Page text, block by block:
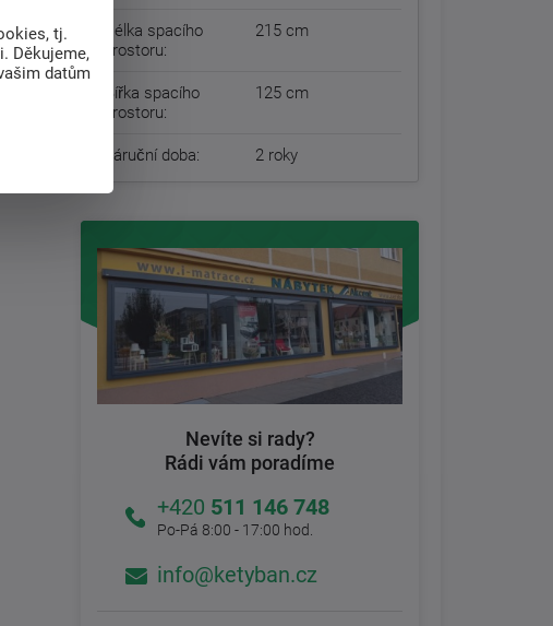
Délka spacího
prostoru:
215 cm
Šířka spacího
prostoru:
125 cm
Záruční doba: 2 roky
Nevíte si rady?
Rádi vám poradíme
+420 511 146 748
Po-Pá 8:00 - 17:00 hod.
info@ketyban.cz
tj.
Děkujeme,
datům